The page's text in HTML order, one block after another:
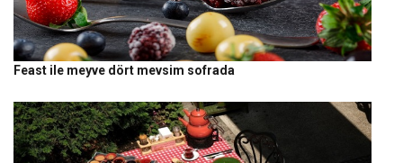
Feast ile meyve dört mevsim sofrada